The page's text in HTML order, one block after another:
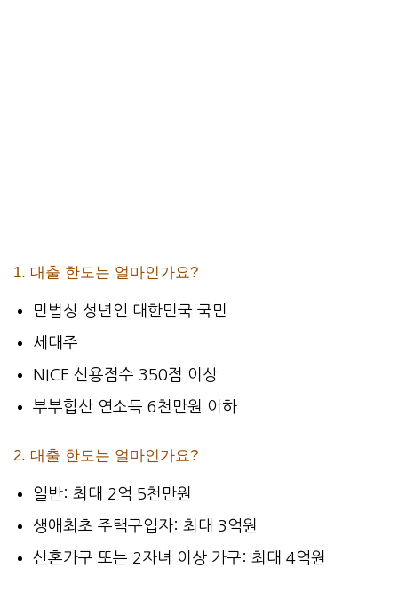
1. 대출 한도는 얼마인가요?
민법상 성년인 대한민국 국민
세대주
NICE 신용점수 350점 이상
부부합산 연소득 6천만원 이하
2. 대출 한도는 얼마인가요?
일반: 최대 2억 5천만원
생애최초 주택구입자: 최대 3억원
신혼가구 또는 2자녀 이상 가구: 최대 4억원